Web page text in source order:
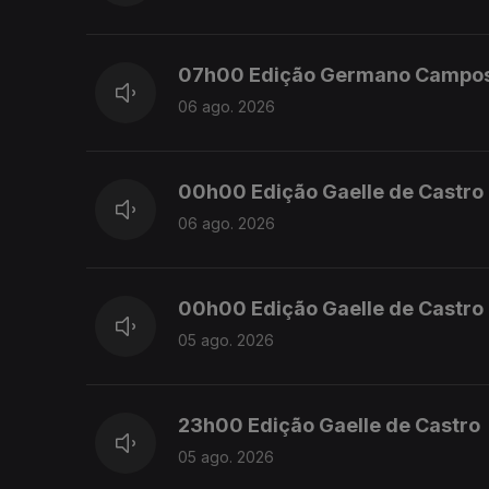
07h00 Edição Germano
06 ago. 2026
00h00 Edição Gaelle de Castro
06 ago. 2026
00h00 Edição Gaelle de Castro
05 ago. 2026
23h00 Edição Gaelle de Castro
05 ago. 2026